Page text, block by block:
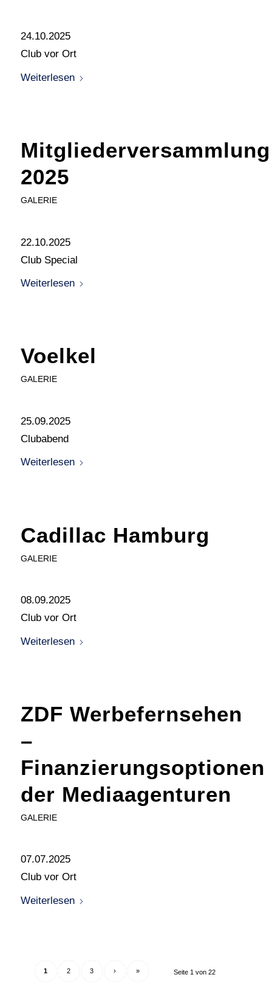
24.10.2025
Club vor Ort
Weiterlesen
Mitgliederversammlung
2025
GALERIE
22.10.2025
Club Special
Weiterlesen
Voelkel
GALERIE
25.09.2025
Clubabend
Weiterlesen
Cadillac Hamburg
GALERIE
08.09.2025
Club vor Ort
Weiterlesen
ZDF Werbefernsehen
–
Finanzierungsoptionen
der Mediaagenturen
GALERIE
07.07.2025
Club vor Ort
Weiterlesen
Seite 1 von 22
1 2 3 › »